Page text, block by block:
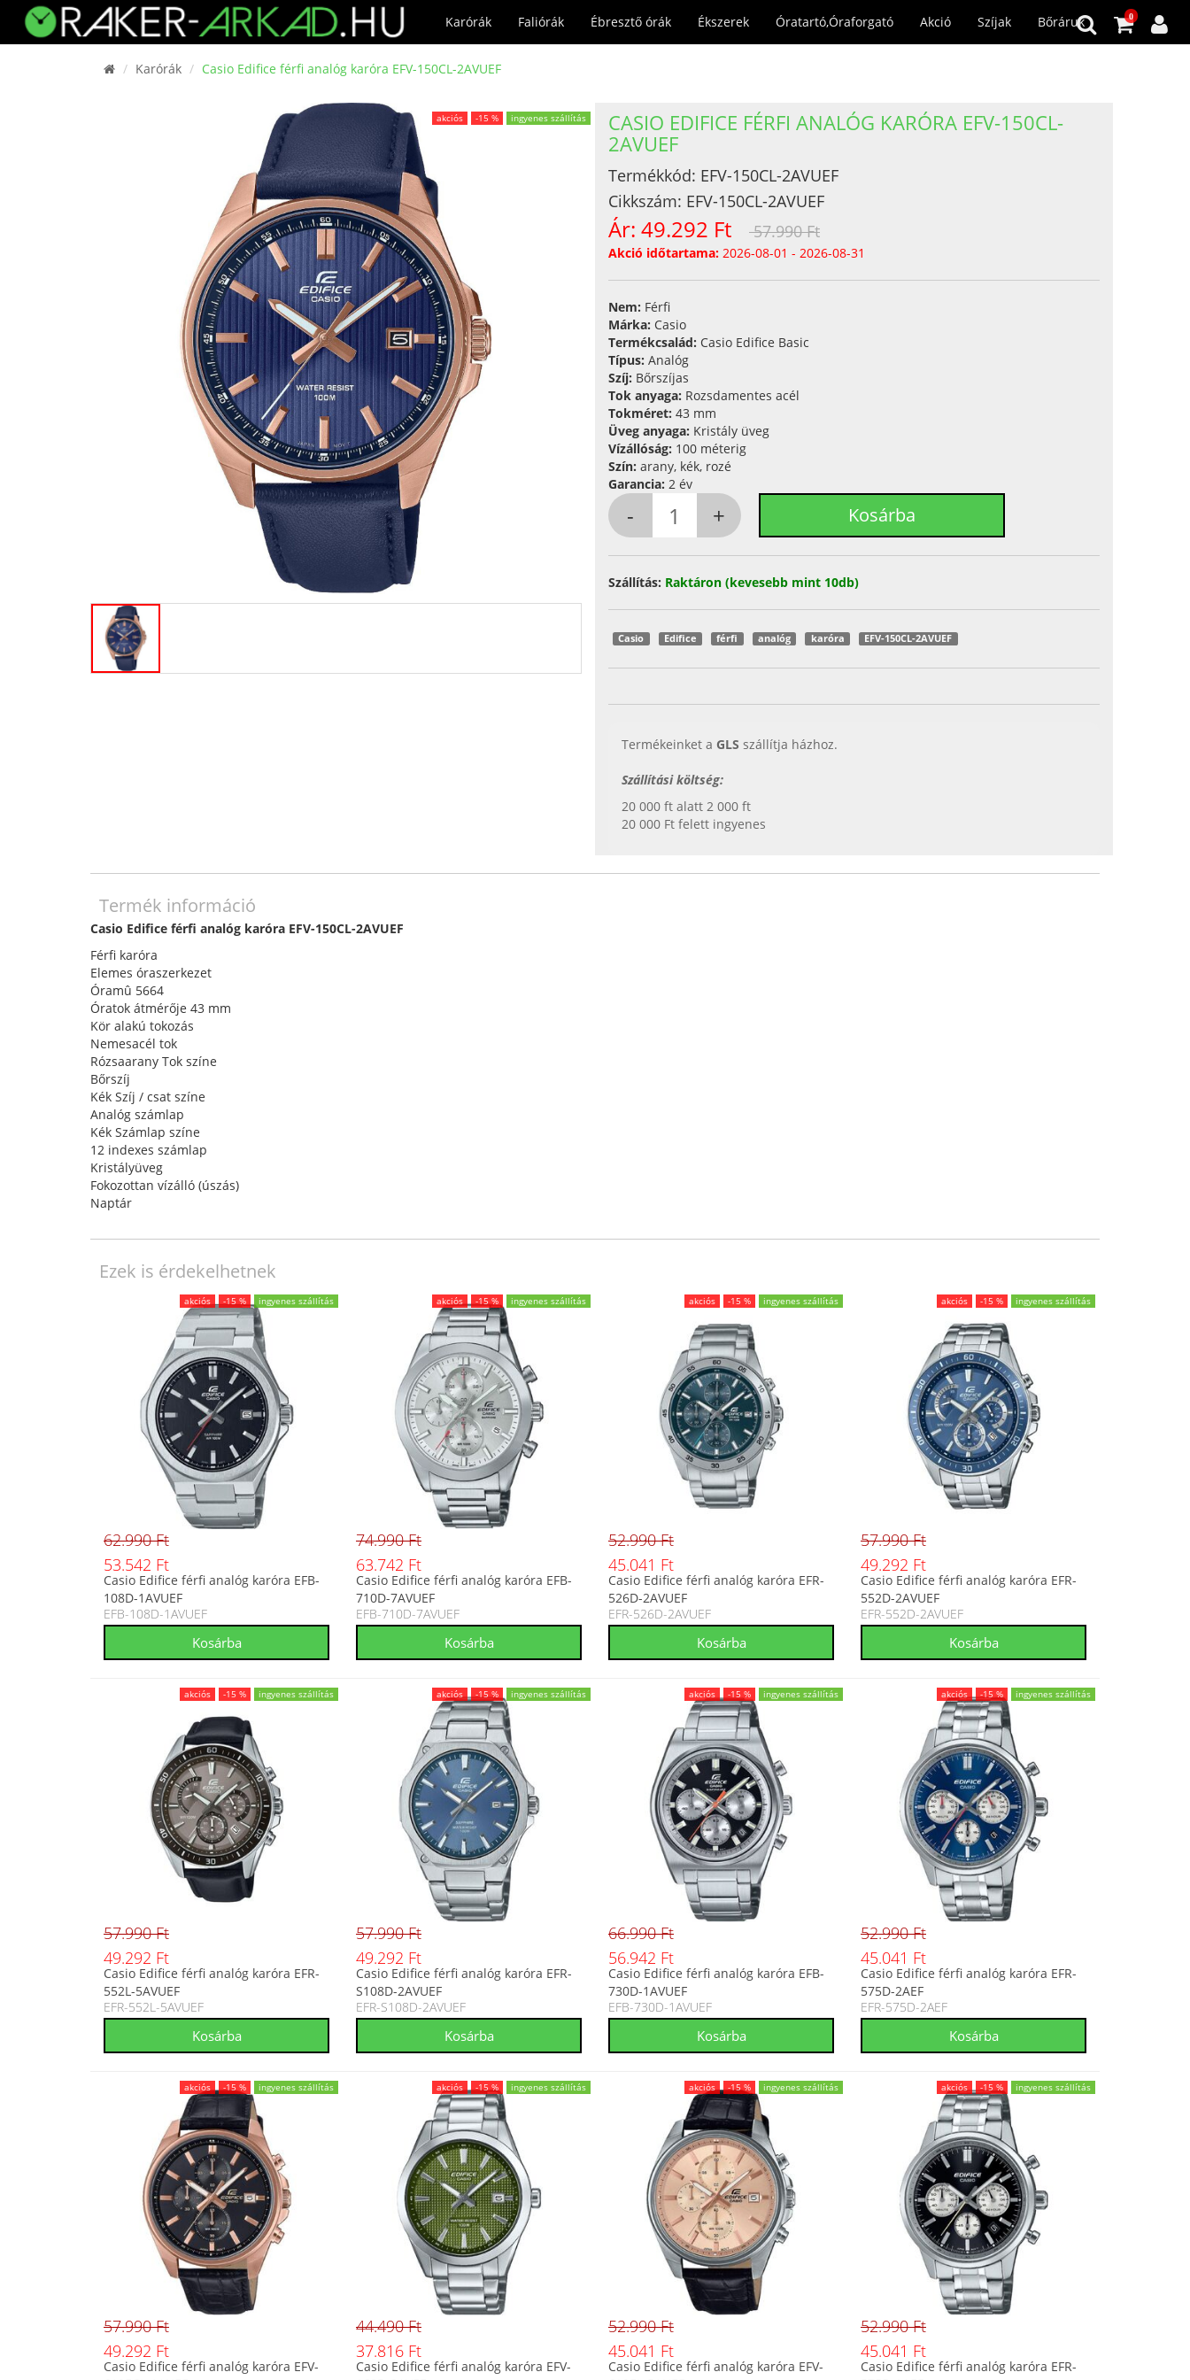
0
Karórák Faliórák Ébresztő órák Ékszerek Óratartó,Óraforgató Akció Szíjak Bőráruk
Karórák Casio Edifice férfi analóg karóra EFV-150CL-2AVUEF
akciós -15 % ingyenes szállítás
CASIO EDIFICE FÉRFI ANALÓG KARÓRA EFV-150CL-
2AVUEF
Termékkód: EFV-150CL-2AVUEF
Cikkszám: EFV-150CL-2AVUEF
Ár: 49.292 Ft 57.990 Ft
Akció időtartama: 2026-08-01 - 2026-08-31
Nem: Férfi
Márka: Casio
Termékcsalád: Casio Edifice Basic
Típus: Analóg
Szíj: Bőrszíjas
Tok anyaga: Rozsdamentes acél
Tokméret: 43 mm
Üveg anyaga: Kristály üveg
Vízállóság: 100 méterig
Szín: arany, kék, rozé
Garancia: 2 év
Szállítás: Raktáron (kevesebb mint 10db)
Casio Edifice férfi analóg karóra EFV-150CL-2AVUEF
Termékeinket a GLS szállítja házhoz.
Szállítási költség:
20 000 ft alatt 2 000 ft
20 000 Ft felett ingyenes
Termék információ
Casio Edifice férfi analóg karóra EFV-150CL-2AVUEF
Férfi karóra
Elemes óraszerkezet
Óramû 5664
Óratok átmérője 43 mm
Kör alakú tokozás
Nemesacél tok
Rózsaarany Tok színe
Bőrszíj
Kék Szíj / csat színe
Analóg számlap
Kék Számlap színe
12 indexes számlap
Kristályüveg
Fokozottan vízálló (úszás)
Naptár
Ezek is érdekelhetnek
akciós -15 % ingyenes szállítás
62.990 Ft
53.542 Ft
Casio Edifice férfi analóg karóra EFB-
108D-1AVUEF
EFB-108D-1AVUEF
akciós -15 % ingyenes szállítás
74.990 Ft
63.742 Ft
Casio Edifice férfi analóg karóra EFB-
710D-7AVUEF
EFB-710D-7AVUEF
akciós -15 % ingyenes szállítás
52.990 Ft
45.041 Ft
Casio Edifice férfi analóg karóra EFR-
526D-2AVUEF
EFR-526D-2AVUEF
akciós -15 % ingyenes szállítás
57.990 Ft
49.292 Ft
Casio Edifice férfi analóg karóra EFR-
552D-2AVUEF
EFR-552D-2AVUEF
akciós -15 % ingyenes szállítás
57.990 Ft
49.292 Ft
Casio Edifice férfi analóg karóra EFR-
552L-5AVUEF
EFR-552L-5AVUEF
akciós -15 % ingyenes szállítás
57.990 Ft
49.292 Ft
Casio Edifice férfi analóg karóra EFR-
S108D-2AVUEF
EFR-S108D-2AVUEF
akciós -15 % ingyenes szállítás
66.990 Ft
56.942 Ft
Casio Edifice férfi analóg karóra EFB-
730D-1AVUEF
EFB-730D-1AVUEF
akciós -15 % ingyenes szállítás
52.990 Ft
45.041 Ft
Casio Edifice férfi analóg karóra EFR-
575D-2AEF
EFR-575D-2AEF
akciós -15 % ingyenes szállítás
57.990 Ft
49.292 Ft
Casio Edifice férfi analóg karóra EFV-
akciós -15 % ingyenes szállítás
44.490 Ft
37.816 Ft
Casio Edifice férfi analóg karóra EFV-
akciós -15 % ingyenes szállítás
52.990 Ft
45.041 Ft
Casio Edifice férfi analóg karóra EFV-
akciós -15 % ingyenes szállítás
52.990 Ft
45.041 Ft
Casio Edifice férfi analóg karóra EFR-